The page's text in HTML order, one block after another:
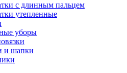
с длинным пальцем
утепленные
уборы
и шапки